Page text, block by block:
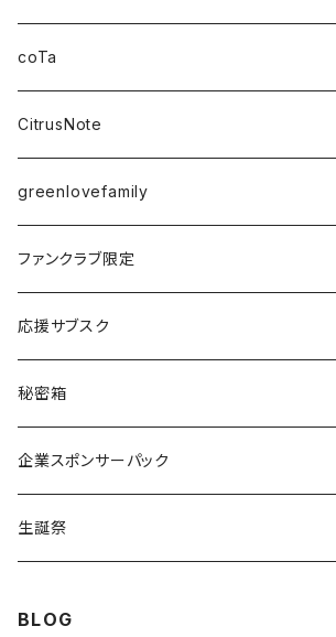
さえの
愛乃茉央
虹海ぽんず
楽園うらら
りな
える
るか
coTa
CitrusNote
greenlovefamily
ファンクラブ限定
応援サブスク
Green Note
Citrus Note
coTa
秘密箱
企業スポンサーパック
生誕祭
BLOG